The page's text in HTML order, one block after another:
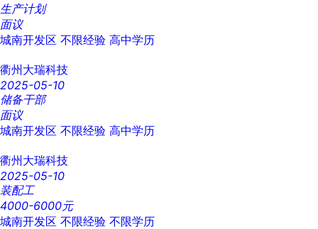
生产计划
面议
城南开发区 不限经验 高中学历
衢州大瑞科技
2025-05-10
储备干部
面议
城南开发区 不限经验 高中学历
衢州大瑞科技
2025-05-10
装配工
4000-6000元
城南开发区 不限经验 不限学历